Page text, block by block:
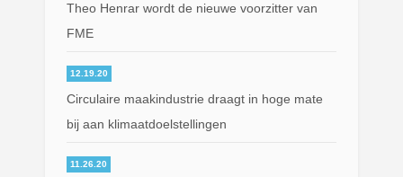
Theo Henrar wordt de nieuwe voorzitter van
FME
12.19.20
Circulaire maakindustrie draagt in hoge mate
bij aan klimaatdoelstellingen
11.26.20